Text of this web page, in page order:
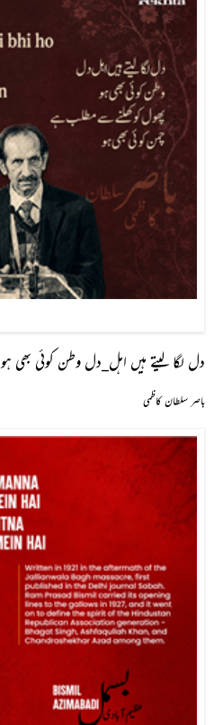
دل لگا لیتے ہیں اہل_دل وطن کوئی بھی ہو
باصر سلطان کاظمی